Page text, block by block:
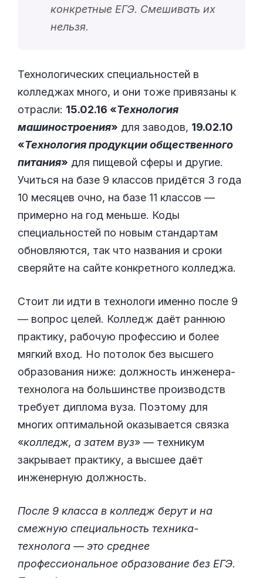
конкретные ЕГЭ. Смешивать их
нельзя.
Технологических специальностей в
колледжах много, и они тоже привязаны к
отрасли: 15.02.16 «Технология
машиностроения» для заводов, 19.02.10
«Технология продукции общественного
питания» для пищевой сферы и другие.
Учиться на базе 9 классов придётся 3 года
10 месяцев очно, на базе 11 классов —
примерно на год меньше. Коды
специальностей по новым стандартам
обновляются, так что названия и сроки
сверяйте на сайте конкретного колледжа.
Стоит ли идти в технологи именно после 9
— вопрос целей. Колледж даёт раннюю
практику, рабочую профессию и более
мягкий вход. Но потолок без высшего
образования ниже: должность инженера-
технолога на большинстве производств
требует диплома вуза. Поэтому для
многих оптимальной оказывается связка
«колледж, а затем вуз» — техникум
закрывает практику, а высшее даёт
инженерную должность.
После 9 класса в колледж берут и на
смежную специальность техника-
технолога — это среднее
профессиональное образование без ЕГЭ.